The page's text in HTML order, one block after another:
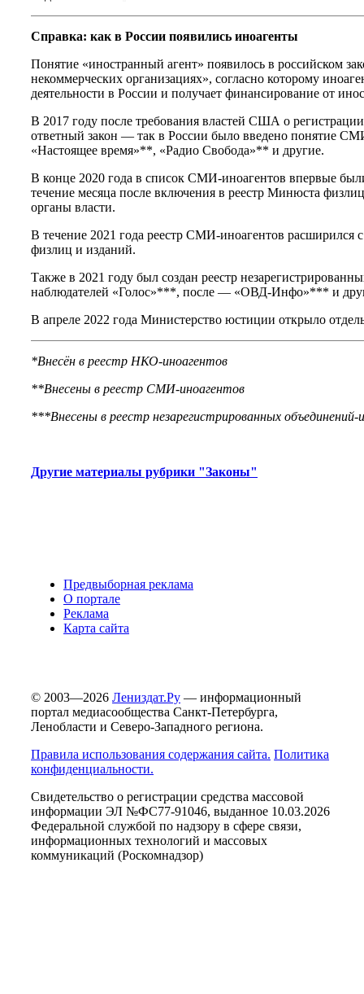
Справка: как в России появились иноагенты
Понятие «иностранный агент» появилось в российском
некоммерческих организациях», согласно которому
деятельности в России и получает финансирование от
В 2017 году после требования властей США о
ответный закон — так в России было введено понятие
«Настоящее время»**, «Радио Свобода»** и другие.
В конце 2020 года в список СМИ-иноагентов впервые
течение месяца после включения в реестр Минюста
органы власти.
В течение 2021 года реестр СМИ-иноагентов расширился
физлиц и изданий.
Также в 2021 году был создан реестр
наблюдателей «Голос»***, после — «ОВД-Инфо»*** и
В апреле 2022 года Министерство юстиции открыло
*Внесён в реестр НКО-иноагентов
**Внесены в реестр СМИ-иноагентов
***Внесены в реестр незарегистрированных объединений-
Другие материалы рубрики "Законы"
Предвыборная реклама
О портале
Реклама
Карта сайта
© 2003—2026 Лениздат.Ру — информационный
портал медиасообщества Санкт-Петербурга,
Ленобласти и Северо-Западного региона.
Правила использования содержания сайта. Политика
конфиденциальности.
Свидетельство о регистрации средства массовой
информации ЭЛ №ФС77-91046, выданное 10.03.2026
Федеральной службой по надзору в сфере связи,
информационных технологий и массовых
коммуникаций (Роскомнадзор)